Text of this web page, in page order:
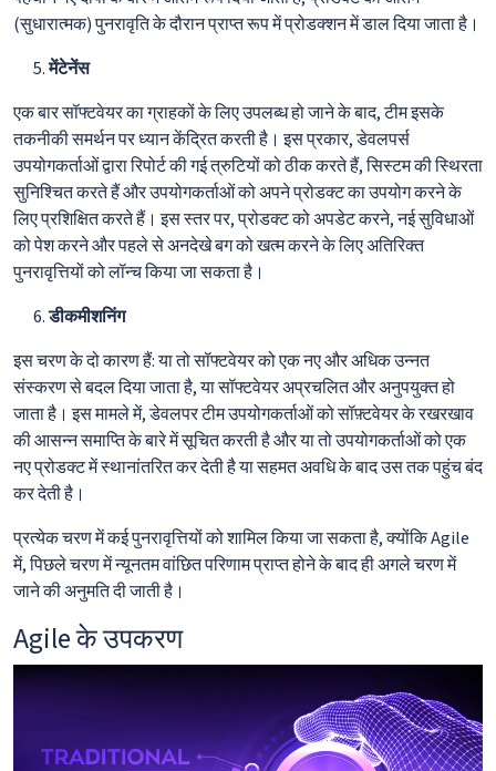
(सुधारात्मक) पुनरावृति के दौरान प्राप्त रूप में प्रोडक्शन में डाल दिया जाता है।
मेंटेनेंस
एक बार सॉफ्टवेयर का ग्राहकों के लिए उपलब्ध हो जाने के बाद, टीम इसके
तकनीकी समर्थन पर ध्यान केंद्रित करती है। इस प्रकार, डेवलपर्स
उपयोगकर्ताओं द्वारा रिपोर्ट की गई त्रुटियों को ठीक करते हैं, सिस्टम की स्थिरता
सुनिश्चित करते हैं और उपयोगकर्ताओं को अपने प्रोडक्ट का उपयोग करने के
लिए प्रशिक्षित करते हैं। इस स्तर पर, प्रोडक्ट को अपडेट करने, नई सुविधाओं
को पेश करने और पहले से अनदेखे बग को खत्म करने के लिए अतिरिक्त
पुनरावृत्तियों को लॉन्च किया जा सकता है।
डीकमीशनिंग
इस चरण के दो कारण हैं: या तो सॉफ्टवेयर को एक नए और अधिक उन्नत
संस्करण से बदल दिया जाता है, या सॉफ्टवेयर अप्रचलित और अनुपयुक्त हो
जाता है। इस मामले में, डेवलपर टीम उपयोगकर्ताओं को सॉफ़्टवेयर के रखरखाव
की आसन्न समाप्ति के बारे में सूचित करती है और या तो उपयोगकर्ताओं को एक
नए प्रोडक्ट में स्थानांतरित कर देती है या सहमत अवधि के बाद उस तक पहुंच बंद
कर देती है।
प्रत्येक चरण में कई पुनरावृत्तियों को शामिल किया जा सकता है, क्योंकि Agile
में, पिछले चरण में न्यूनतम वांछित परिणाम प्राप्त होने के बाद ही अगले चरण में
जाने की अनुमति दी जाती है।
Agile के उपकरण